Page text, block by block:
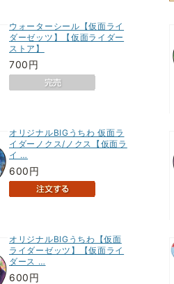
ウォーターシール【仮面ライ
ダーゼッツ】【仮面ライダー
ストア】
700円
オリジナルBIGうちわ 仮面ラ
イダーノクス/ノクス【仮面ラ
イ …
600円
オリジナルBIGうちわ【仮面
ライダーゼッツ】【仮面ライ
ダース …
600円